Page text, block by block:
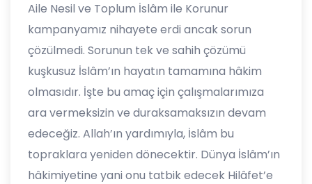
Aile Nesil ve Toplum İslâm ile Korunur
kampanyamız nihayete erdi ancak sorun
çözülmedi. Sorunun tek ve sahih çözümü
kuşkusuz İslâm’ın hayatın tamamına hâkim
olmasıdır. İşte bu amaç için çalışmalarımıza
ara vermeksizin ve duraksamaksızın devam
edeceğiz. Allah’ın yardımıyla, İslâm bu
topraklara yeniden dönecektir. Dünya İslâm’ın
hâkimiyetine yani onu tatbik edecek Hilâfet’e